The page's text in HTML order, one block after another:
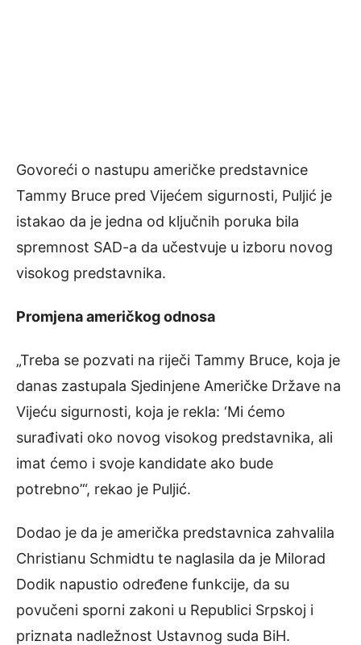
Govoreći o nastupu američke predstavnice
Tammy Bruce pred Vijećem sigurnosti, Puljić je
istakao da je jedna od ključnih poruka bila
spremnost SAD-a da učestvuje u izboru novog
visokog predstavnika.
Promjena američkog odnosa
„Treba se pozvati na riječi Tammy Bruce, koja je
danas zastupala Sjedinjene Američke Države na
Vijeću sigurnosti, koja je rekla: ‘Mi ćemo
surađivati oko novog visokog predstavnika, ali
imat ćemo i svoje kandidate ako bude
potrebno’“, rekao je Puljić.
Dodao je da je američka predstavnica zahvalila
Christianu Schmidtu te naglasila da je Milorad
Dodik napustio određene funkcije, da su
povučeni sporni zakoni u Republici Srpskoj i
priznata nadležnost Ustavnog suda BiH.